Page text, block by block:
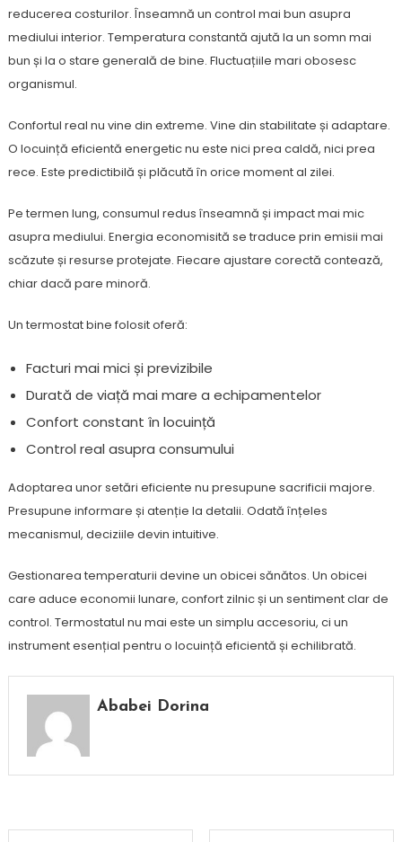
reducerea costurilor. Înseamnă un control mai bun asupra
mediului interior. Temperatura constantă ajută la un somn mai
bun și la o stare generală de bine. Fluctuațiile mari obosesc
organismul.
Confortul real nu vine din extreme. Vine din stabilitate și adaptare.
O locuință eficientă energetic nu este nici prea caldă, nici prea
rece. Este predictibilă și plăcută în orice moment al zilei.
Pe termen lung, consumul redus înseamnă și impact mai mic
asupra mediului. Energia economisită se traduce prin emisii mai
scăzute și resurse protejate. Fiecare ajustare corectă contează,
chiar dacă pare minoră.
Un termostat bine folosit oferă:
Facturi mai mici și previzibile
Durată de viață mai mare a echipamentelor
Confort constant în locuință
Control real asupra consumului
Adoptarea unor setări eficiente nu presupune sacrificii majore.
Presupune informare și atenție la detalii. Odată înțeles
mecanismul, deciziile devin intuitive.
Gestionarea temperaturii devine un obicei sănătos. Un obicei
care aduce economii lunare, confort zilnic și un sentiment clar de
control. Termostatul nu mai este un simplu accesoriu, ci un
instrument esențial pentru o locuință eficientă și echilibrată.
Ababei Dorina